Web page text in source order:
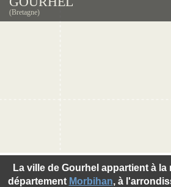
(Bretagne)
La ville de Gourhel appartient à la
département Morbihan, à